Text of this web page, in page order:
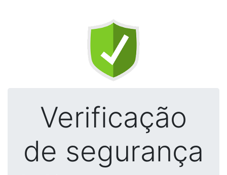
Verificação
de segurança